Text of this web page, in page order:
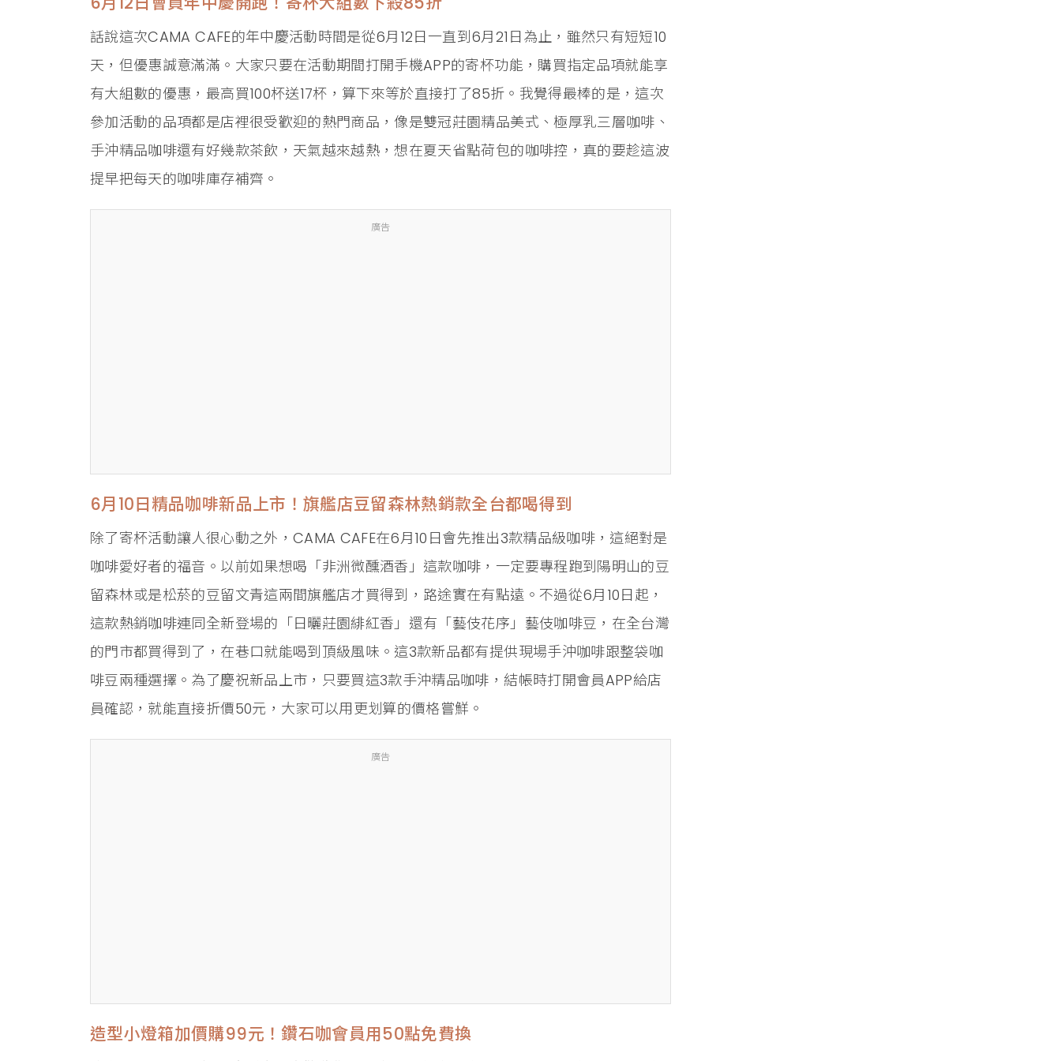
話說這次CAMA CAFE的年中慶活動時間是從6月12日一直到6月21日為止，雖然只有短短10
天，但優惠誠意滿滿。大家只要在活動期間打開手機APP的寄杯功能，購買指定品項就能享
有大組數的優惠，最高買100杯送17杯，算下來等於直接打了85折。我覺得最棒的是，這次
參加活動的品項都是店裡很受歡迎的熱門商品，像是雙冠莊園精品美式、極厚乳三層咖啡、
手沖精品咖啡還有好幾款茶飲，天氣越來越熱，想在夏天省點荷包的咖啡控，真的要趁這波
提早把每天的咖啡庫存補齊。
廣告
6月10日精品咖啡新品上市！旗艦店豆留森林熱銷款全台都喝得到
除了寄杯活動讓人很心動之外，CAMA CAFE在6月10日會先推出3款精品級咖啡，這絕對是
咖啡愛好者的福音。以前如果想喝「非洲微醺酒香」這款咖啡，一定要專程跑到陽明山的豆
留森林或是松菸的豆留文青這兩間旗艦店才買得到，路途實在有點遠。不過從6月10日起，
這款熱銷咖啡連同全新登場的「日曬莊園緋紅香」還有「藝伎花序」藝伎咖啡豆，在全台灣
的門市都買得到了，在巷口就能喝到頂級風味。這3款新品都有提供現場手沖咖啡跟整袋咖
啡豆兩種選擇。為了慶祝新品上市，只要買這3款手沖精品咖啡，結帳時打開會員APP給店
員確認，就能直接折價50元，大家可以用更划算的價格嘗鮮。
廣告
造型小燈箱加價購99元！鑽石咖會員用50點免費換